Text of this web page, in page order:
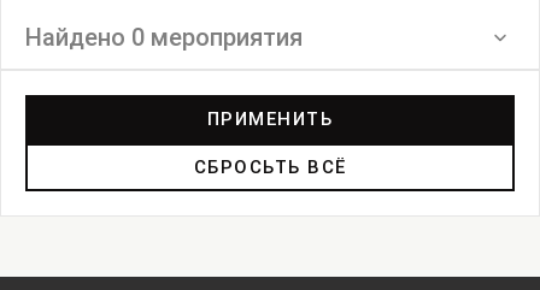
Найдено 0 мероприятия
Инсталляция
ПРИМЕНИТЬ
СБРОСЬТЬ ВСЁ